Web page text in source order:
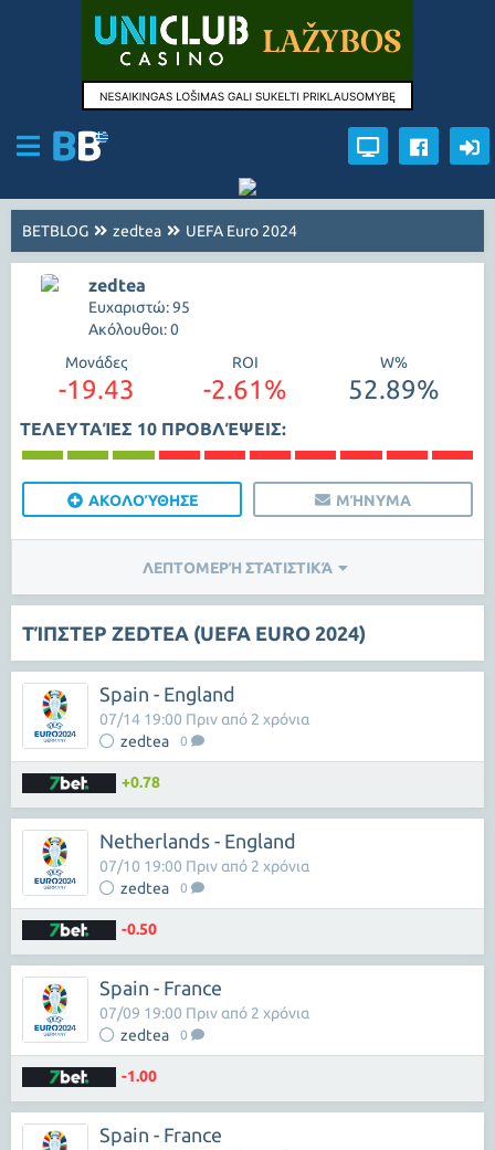
BETBLOG zedtea UEFA Euro 2024
zedtea
Ευχαριστώ: 95
Ακόλουθοι: 0
Μονάδες
-19.43
ROI
-2.61%
W%
52.89%
ΤΕΛΕΥΤΑΊΕΣ 10 ΠΡΟΒΛΈΨΕΙΣ:
ΑΚΟΛΟΎΘΗΣΕ ΜΉΝΥΜΑ
ΛΕΠΤΟΜΕΡΉ ΣΤΑΤΙΣΤΙΚΆ
ΤΊΠΣΤΕΡ ZEDTEA (UEFA EURO 2024)
Spain - England
zedtea 0
07/14 19:00 Πριν από 2 χρόνια
+0.78
Netherlands - England
zedtea 0
07/10 19:00 Πριν από 2 χρόνια
-0.50
Spain - France
zedtea 0
07/09 19:00 Πριν από 2 χρόνια
-1.00
Spain - France